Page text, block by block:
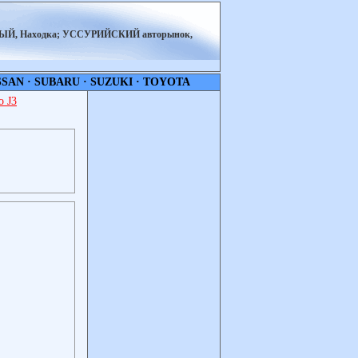
Находка; УССУРИЙСКИЙ авторынок,
· SUBARU· SUZUKI· TOYOTA
J3